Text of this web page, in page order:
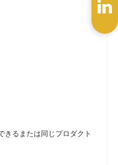
るまたは同じプロダクト